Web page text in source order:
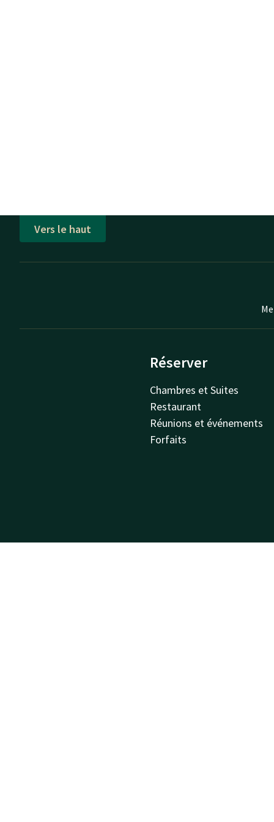
Vers le haut
Réserver
Chambres et Suites
Restaurant
Réunions et événements
Forfaits